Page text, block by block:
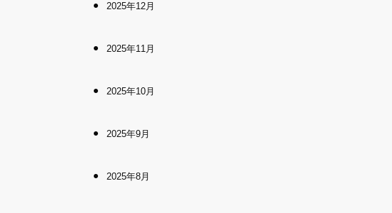
2025年12月
2025年11月
2025年10月
2025年9月
2025年8月